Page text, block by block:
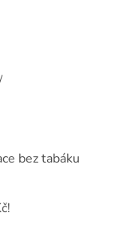
bez tabáku